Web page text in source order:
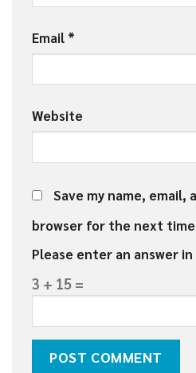
Email *
Website
Save my name, email,
browser for the next
Please enter an answer
3 + 15 =